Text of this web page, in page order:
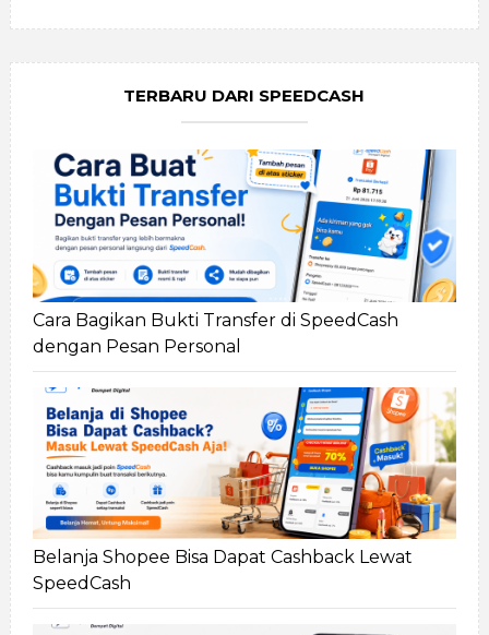
TERBARU DARI SPEEDCASH
Cara Bagikan Bukti Transfer di SpeedCash
dengan Pesan Personal
Belanja Shopee Bisa Dapat Cashback Lewat
SpeedCash